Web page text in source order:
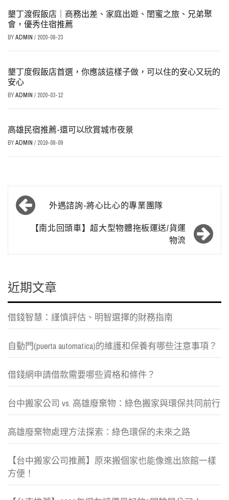
墾丁渡假飯店｜商務出差、家庭出遊、閨蜜之旅、兄弟聚
會，優秀住宿推薦
BYADMIN / 2020-08-23
墾丁度假飯店首選，你應該這樣子做，可以住的安心又玩的
安心
BYADMIN / 2020-03-12
高雄民宿推薦-還可以欣賞城市夜景
BYADMIN / 2019-08-09
文
章
外遇諮詢-將心比心的專業團隊
【南北回頭車】超大型物體拖板運送/貨運
物流
近期文章
借錢智慧：謹慎評估、明智選擇的財務指南
自動門(puerta automatica)的維護和保養有哪些注意事項？
借錢網申請借款需要哪些資格和條件？
台中搬家公司 vs. 高雄廢棄物：綠色搬家與環保共同前行
高雄廢棄物處理方法探索：綠色環保的未來之路
【台中搬家公司推薦】原來搬個家也能像進出旅館一樣
方便！